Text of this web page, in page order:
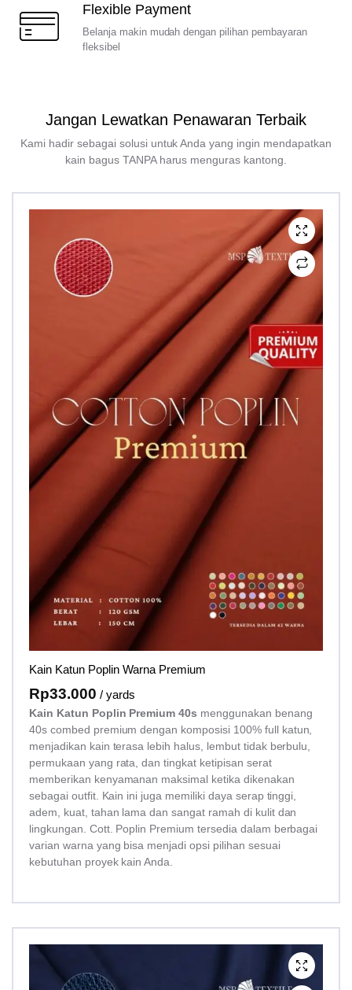
Flexible Payment
Belanja makin mudah dengan pilihan pembayaran
fleksibel
Jangan Lewatkan Penawaran Terbaik
Kami hadir sebagai solusi untuk Anda yang ingin mendapatkan
kain bagus TANPA harus menguras kantong.
Kain Katun Poplin Warna Premium
Rp33.000 / yards
Kain Katun Poplin Premium 40s menggunakan benang
40s combed premium dengan komposisi 100% full katun,
menjadikan kain terasa lebih halus, lembut tidak berbulu,
permukaan yang rata, dan tingkat ketipisan serat
memberikan kenyamanan maksimal ketika dikenakan
sebagai outfit. Kain ini juga memiliki daya serap tinggi,
adem, kuat, tahan lama dan sangat ramah di kulit dan
lingkungan. Cott. Poplin Premium tersedia dalam berbagai
varian warna yang bisa menjadi opsi pilihan sesuai
kebutuhan proyek kain Anda.